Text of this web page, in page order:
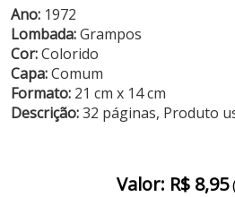
Ano: 1972
Lombada:Grampos
Cor:Colorido
Capa:Comum
Formato: 21 cm x 14 cm
Descrição:32 páginas, Produto
Valor: R$ 8,95